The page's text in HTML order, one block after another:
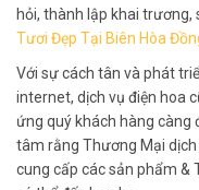
hỏi, thành lập khai trương,
Tươi Đẹp Tại Biên Hòa
Với sự cách tân và phát
internet, dịch vụ điện hoa
ứng quý khách hàng càng
tâm rằng Thương Mại dịch
cung cấp các sản phẩm &